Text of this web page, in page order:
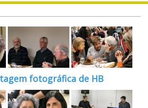
fotográfica de HB